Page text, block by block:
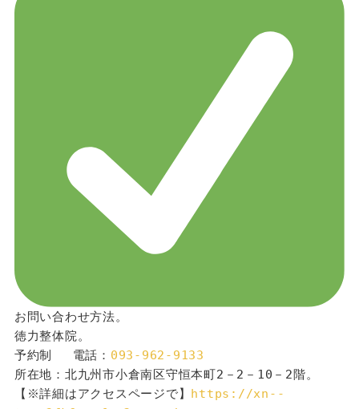
お問い合わせ方法。
徳力整体院。
予約制 　電話： 093-962-9133
所在地：北九州市小倉南区守恒本町2－2－10－2階。
【※詳細はアクセスページで】 https://xn--